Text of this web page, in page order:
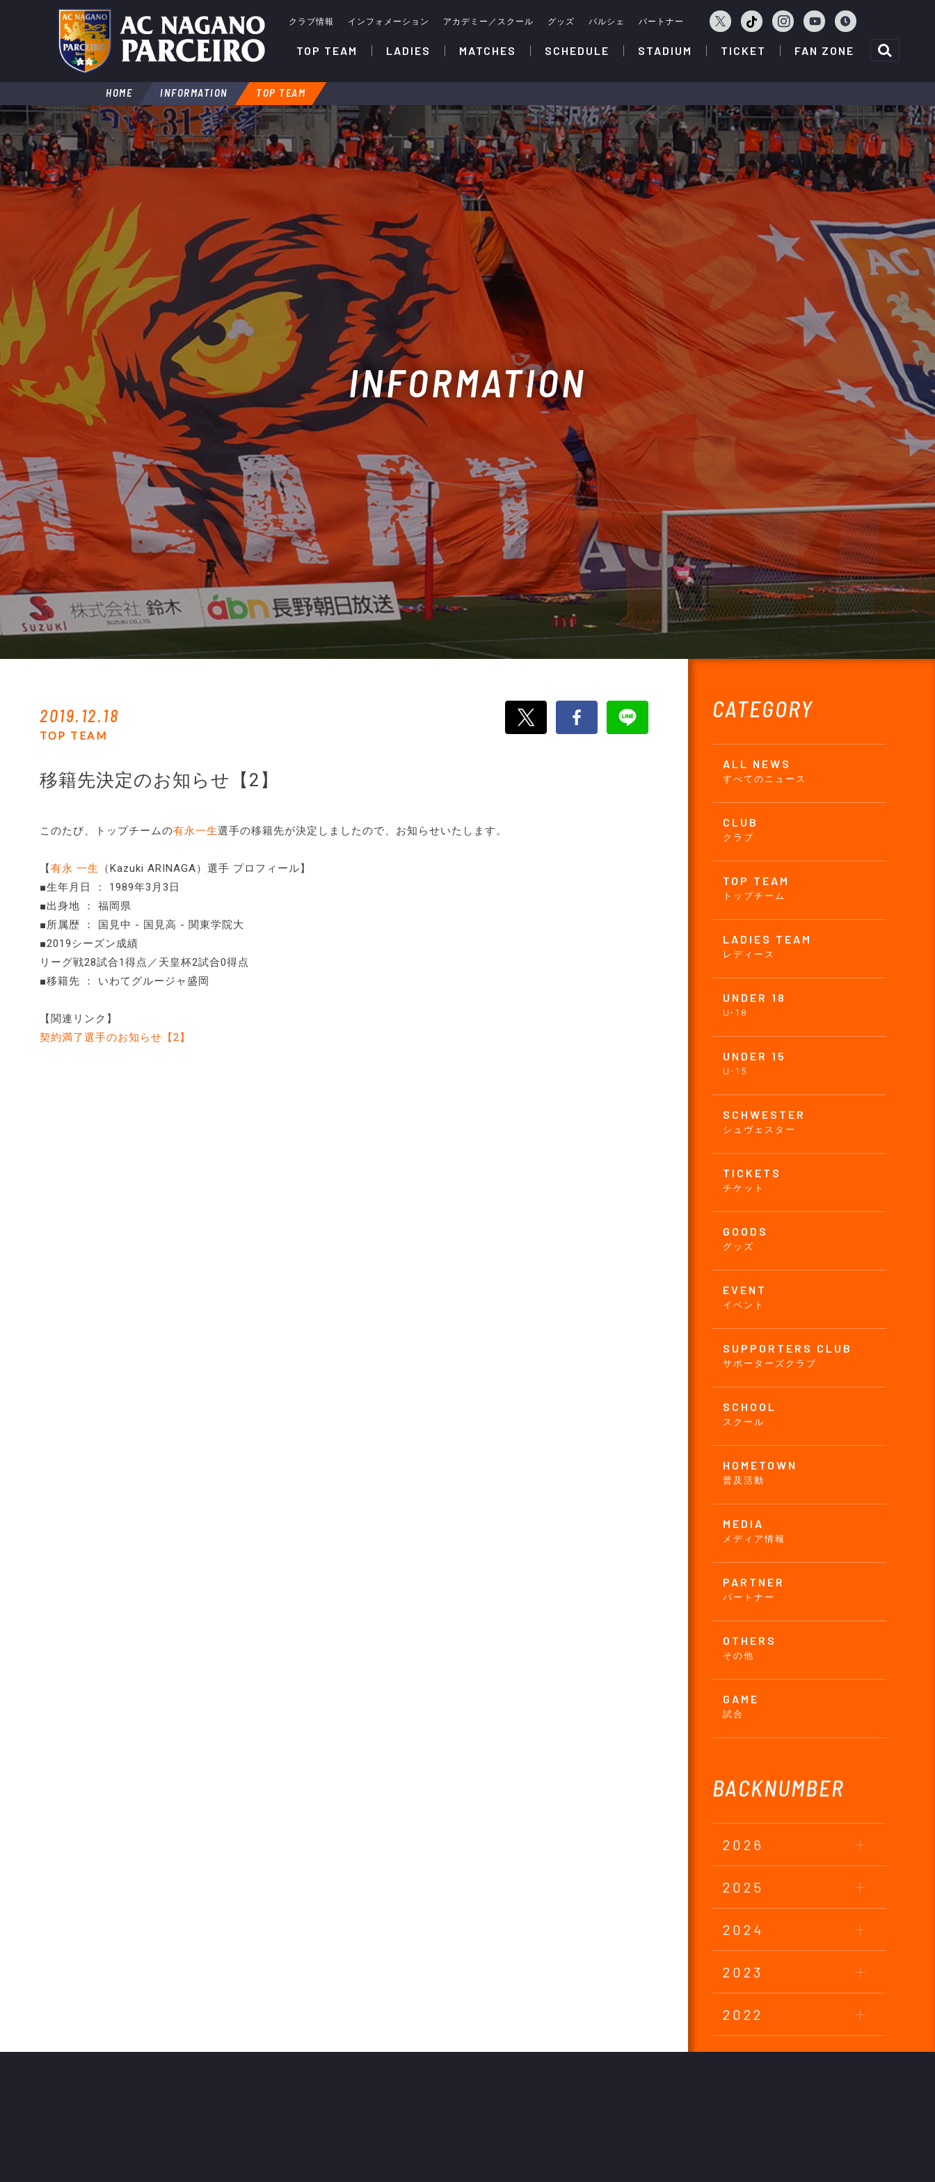
クラブ情報 インフォメーション アカデミー／スクール グッズ パルシェ パートナー
TOP TEAM LADIES MATCHES SCHEDULE STADIUM TICKET FAN ZONE
HOME INFORMATION TOP TEAM
INFORMATION
CATEGORY
ALL NEWS
すべてのニュース
CLUB
クラブ
TOP TEAM
トップチーム
LADIES TEAM
レディース
UNDER 18
U-18
UNDER 15
U-15
SCHWESTER
シュヴェスター
TICKETS
チケット
GOODS
グッズ
EVENT
イベント
SUPPORTERS CLUB
サポーターズクラブ
SCHOOL
スクール
HOMETOWN
普及活動
MEDIA
メディア情報
PARTNER
パートナー
OTHERS
その他
GAME
試合
BACKNUMBER
2026
2025
2024
2023
2022
2021
2019.12.18
TOP TEAM
移籍先決定のお知らせ【2】
このたび、トップチームの有永一生選手の移籍先が決定しましたので、お知らせいたします。
【有永 一生
（Kazuki ARINAGA）選手 プロフィール】
■生年月日 ： 1989年3月3日
■出身地 ： 福岡県
■所属歴 ： 国見中 - 国見高 - 関東学院大
■2019シーズン成績
リーグ戦28試合1得点／天皇杯2試合0得点
■移籍先 ： いわてグルージャ盛岡
【関連リンク】
契約満了選手のお知らせ【2】